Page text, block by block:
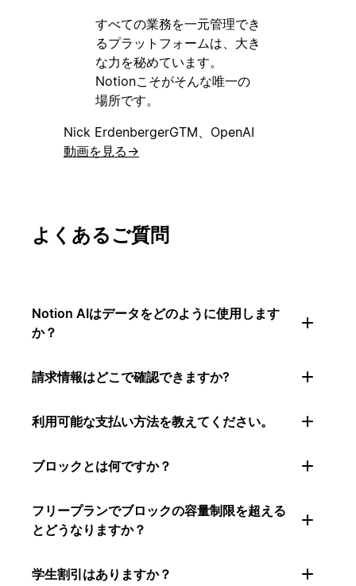
すべての業務を一元管理でき
るプラットフォームは、大き
な力を秘めています。
Notionこそがそんな唯一の
場所です。
Nick ErdenbergerGTM、OpenAI
動画を見る →
よくあるご質問
Notion AIはデータをどのように使用します
か？
請求情報はどこで確認できますか?
利用可能な支払い方法を教えてください。
ブロックとは何ですか？
フリープランでブロックの容量制限を超える
とどうなりますか？
学生割引はありますか？